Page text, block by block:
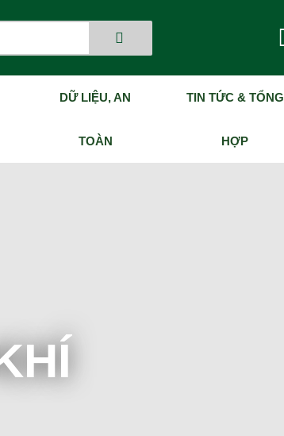
DỮ LIỆU, AN
TOÀN
TIN TỨC & TỔNG
HỢP